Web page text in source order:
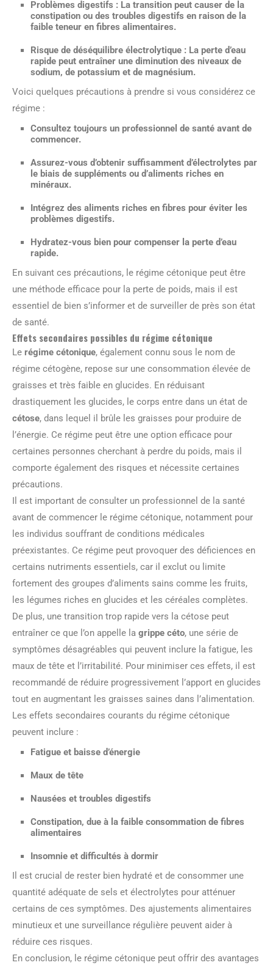
Problèmes digestifs : La transition peut causer de la
constipation ou des troubles digestifs en raison de la
faible teneur en fibres alimentaires.
Risque de déséquilibre électrolytique : La perte d’eau
rapide peut entraîner une diminution des niveaux de
sodium, de potassium et de magnésium.
Voici quelques précautions à prendre si vous considérez ce
régime :
Consultez toujours un professionnel de santé avant de
commencer.
Assurez-vous d’obtenir suffisamment d’électrolytes par
le biais de suppléments ou d’aliments riches en
minéraux.
Intégrez des aliments riches en fibres pour éviter les
problèmes digestifs.
Hydratez-vous bien pour compenser la perte d’eau
rapide.
En suivant ces précautions, le régime cétonique peut être
une méthode efficace pour la perte de poids, mais il est
essentiel de bien s’informer et de surveiller de près son état
de santé.
Effets secondaires possibles du régime cétonique
Le régime cétonique, également connu sous le nom de
régime cétogène, repose sur une consommation élevée de
graisses et très faible en glucides. En réduisant
drastiquement les glucides, le corps entre dans un état de
cétose, dans lequel il brûle les graisses pour produire de
l’énergie. Ce régime peut être une option efficace pour
certaines personnes cherchant à perdre du poids, mais il
comporte également des risques et nécessite certaines
précautions.
Il est important de consulter un professionnel de la santé
avant de commencer le régime cétonique, notamment pour
les individus souffrant de conditions médicales
préexistantes. Ce régime peut provoquer des déficiences en
certains nutriments essentiels, car il exclut ou limite
fortement des groupes d’aliments sains comme les fruits,
les légumes riches en glucides et les céréales complètes.
De plus, une transition trop rapide vers la cétose peut
entraîner ce que l’on appelle la grippe céto, une série de
symptômes désagréables qui peuvent inclure la fatigue, les
maux de tête et l’irritabilité. Pour minimiser ces effets, il est
recommandé de réduire progressivement l’apport en glucides
tout en augmentant les graisses saines dans l’alimentation.
Les effets secondaires courants du régime cétonique
peuvent inclure :
Fatigue et baisse d’énergie
Maux de tête
Nausées et troubles digestifs
Constipation, due à la faible consommation de fibres
alimentaires
Insomnie et difficultés à dormir
Il est crucial de rester bien hydraté et de consommer une
quantité adéquate de sels et électrolytes pour atténuer
certains de ces symptômes. Des ajustements alimentaires
minutieux et une surveillance régulière peuvent aider à
réduire ces risques.
En conclusion, le régime cétonique peut offrir des avantages